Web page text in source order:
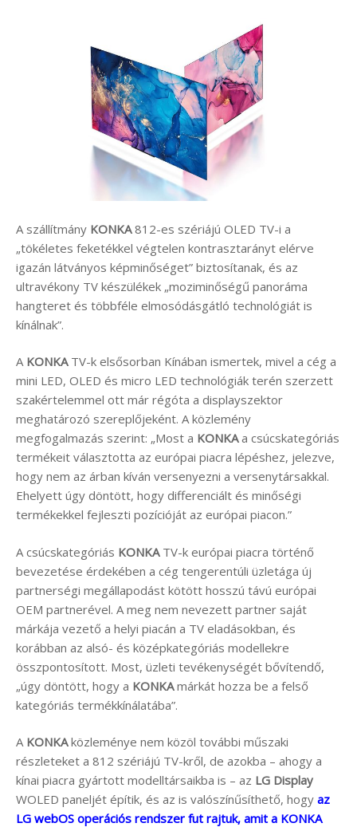
A szállítmány KONKA812-es szériájú OLED TV-i a
„tökéletes feketékkel végtelen kontrasztarányt elérve
igazán látványos képminőséget” biztosítanak, és az
ultravékony TV készülékek „moziminőségű panoráma
hangteret és többféle elmosódásgátló technológiát is
kínálnak”.
A KONKATV-k elsősorban Kínában ismertek, mivel a cég a
mini LED, OLED és micro LED technológiák terén szerzett
szakértelemmel ott már régóta a displayszektor
meghatározó szereplőjeként. A közlemény
megfogalmazás szerint: „Most a KONKAa csúcskategóriás
termékeit választotta az európai piacra lépéshez, jelezve,
hogy nem az árban kíván versenyezni a versenytársakkal.
Ehelyett úgy döntött, hogy differenciált és minőségi
termékekkel fejleszti pozícióját az európai piacon.”
A csúcskategóriás KONKATV-k európai piacra történő
bevezetése érdekében a cég tengerentúli üzletága új
partnerségi megállapodást kötött hosszú távú európai
OEM partnerével. A meg nem nevezett partner saját
márkája vezető a helyi piacán a TV eladásokban, és
korábban az alsó- és középkategóriás modellekre
összpontosított. Most, üzleti tevékenységét bővítendő,
„úgy döntött, hogy a KONKAmárkát hozza be a felső
kategóriás termékkínálatába”.
AKONKAközleménye nem közöl további műszaki
részleteket a 812 szériájú TV-kről, de azokba – ahogy a
kínai piacra gyártott modelltársaikba is – az LG Display
WOLED paneljét építik, és az is valószínűsíthető, hogy az
LG webOS operációs rendszer fut rajtuk, amit a KONKA